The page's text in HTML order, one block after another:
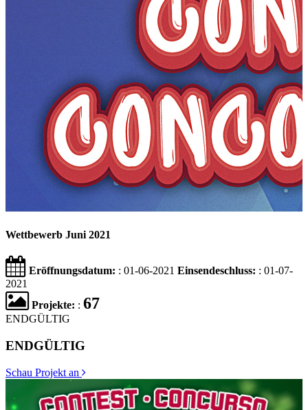
Wettbewerb Juni 2021
Eröffnungsdatum: : 01-06-2021 Einsendeschluss: : 01-07-
2021
Projekte: : 67
ENDGÜLTIG
ENDGÜLTIG
Schau Projekt an